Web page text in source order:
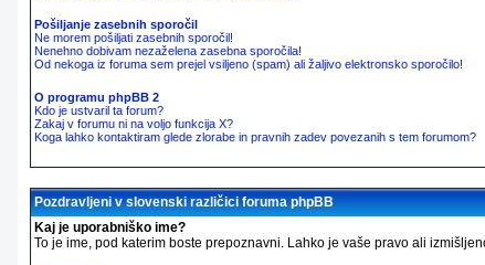
Pošiljanje zasebnih sporočil
Ne morem pošiljati zasebnih sporočil!
Nenehno dobivam nezaželena zasebna sporočila!
Od nekoga iz foruma sem prejel vsiljeno (spam) ali žaljivo elektronsko sporočilo!
O programu phpBB 2
Kdo je ustvaril ta forum?
Zakaj v forumu ni na voljo funkcija X?
Koga lahko kontaktiram glede zlorabe in pravnih zadev povezanih s tem forumom?
Pozdravljeni v slovenski različici foruma phpBB
Kaj je uporabniško ime?
To je ime, pod katerim boste prepoznavni. Lahko je vaše pravo ali